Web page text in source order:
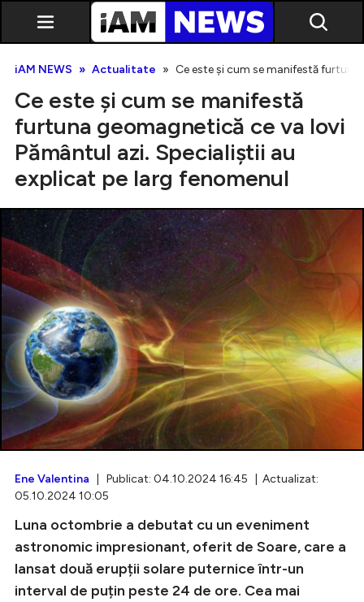
Exclusiv
Intră în cont
Creează cont
iAM NEWS Actualitate Ce este și cum se manifestă
Ce este și cum se manifestă
furtuna geomagnetică ce va lovi
Pământul azi. Specialiștii au
explicat pe larg fenomenul
Ene Valentina | Publicat: 04.10.2024 16:45 | Actualizat:
05.10.2024 10:05
Luna octombrie a debutat cu un eveniment
astronomic impresionant, oferit de Soare, care a
lansat două erupții solare puternice într-un
interval de puțin peste 24 de ore. Cea mai